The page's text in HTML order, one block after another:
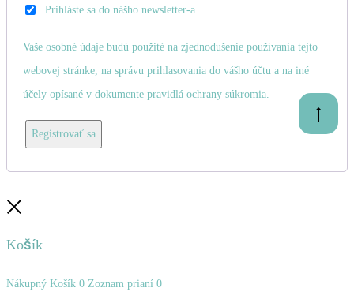
Prihláste sa do nášho newsletter-a
Vaše osobné údaje budú použité na zjednodušenie používania tejto
webovej stránke, na správu prihlasovania do vášho účtu a na iné
účely opísané v dokumente pravidlá ochrany súkromia
Registrovať sa
Košík
Nákupný Košík 0 Zoznam prianí 0